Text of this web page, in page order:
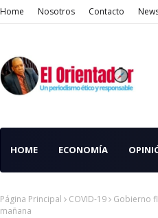
Home Nosotros Contacto
HOME ECONOMÍA
Página Principal COVID-19
Gobierno
mañana